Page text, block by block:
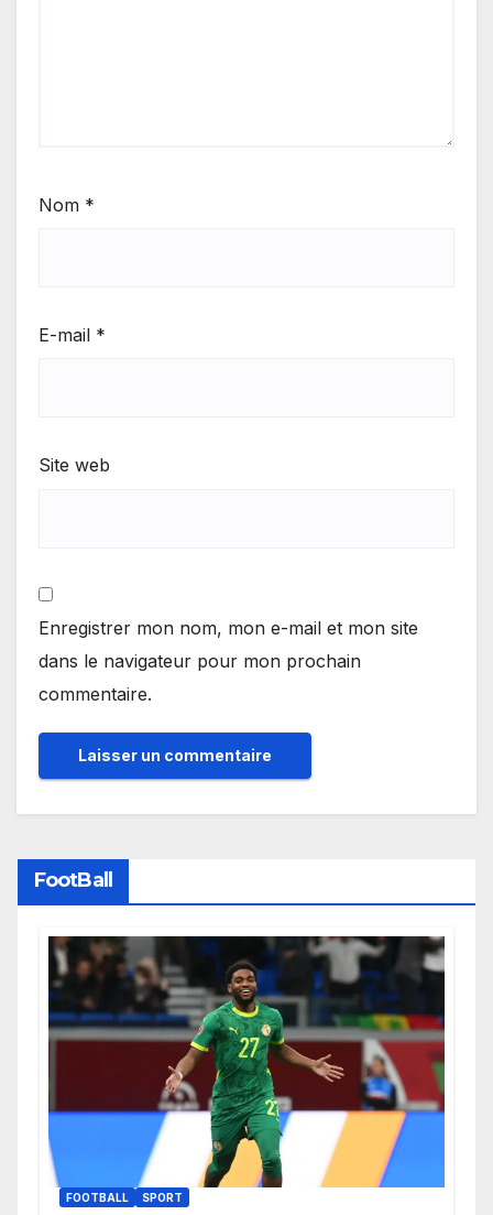
Nom *
E-mail *
Site web
Enregistrer mon nom, mon e-mail et mon site
dans le navigateur pour mon prochain
commentaire.
FootBall
FOOTBALL SPORT